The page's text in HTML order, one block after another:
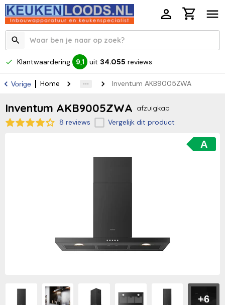
Klantwaardering 9,1 uit 34.055 reviews
Vorige Home Inventum AKB9005ZWA
Inventum AKB9005ZWA afzuigkap
8 reviews
Vergelijk dit product
+6
A